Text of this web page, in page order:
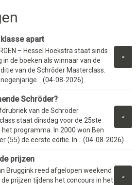
apart
»
– Hessel Hoekstra staat sinds
in de boeken als winnaar van de
van de Schröder Masterclass.
(04-08-2026)
Schröder?
»
van de Schröder
staat dinsdag voor de 25ste
het programma. In 2000 won Ben
(55) de eerste editie. In... (04-08-2026)
prijzen
»
Bruggink reed afgelopen weekend
de prijzen tijdens het concours in het